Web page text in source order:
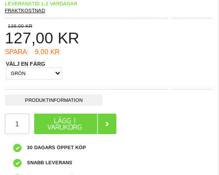
LEVERANSTID 1-2 VARDAGAR
FRAKTKOSTNAD
136,00 KR
127,00 KR
SPARA: 9,00 KR
VÄLJ EN FÄRG
PRODUKTINFORMATION
30 DAGARS ÖPPET KÖP
SNABB LEVERANS